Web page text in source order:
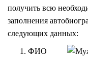
получить всю
заполнения
следующих данных:
ФИО